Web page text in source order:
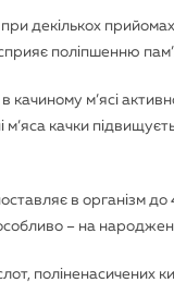
декількох
поліпшенню
м’ясі
качки
в організм
– на
поліненасичених